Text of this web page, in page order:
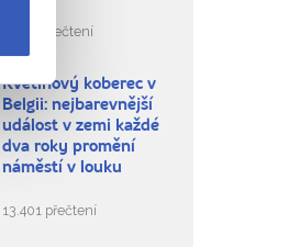
8.661 přečtení
Květinový koberec v
Belgii: nejbarevnější
událost v zemi každé
dva roky promění
náměstí v louku
13.401 přečtení